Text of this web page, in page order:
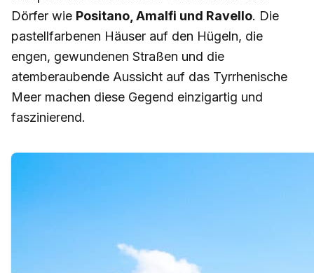
Dörfer wie Positano, Amalfi und Ravello. Die
pastellfarbenen Häuser auf den Hügeln, die
engen, gewundenen Straßen und die
atemberaubende Aussicht auf das Tyrrhenische
Meer machen diese Gegend einzigartig und
faszinierend.